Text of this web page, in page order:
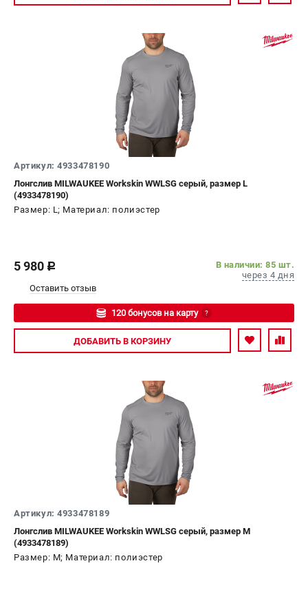
Артикул: 4933478190
Лонгслив MILWAUKEE Workskin WWLSG серый, размер L
(4933478190)
Размер: L; Материал: полиэстер
5 980 c
В наличии: 85 шт.
через 4 дня
Оставить отзыв
120 бонусов на карту ?
Авторизуйтесь
ДОБАВИТЬ В КОРЗИНУ
Артикул: 4933478189
Лонгслив MILWAUKEE Workskin WWLSG серый, размер М
(4933478189)
Размер: M; Материал: полиэстер